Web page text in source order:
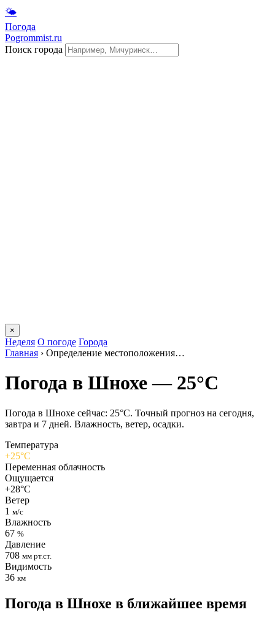
🌤
Погода
Pogrommist.ru
Поиск города
×
Неделя О погоде Города
Главная › Определение местоположения…
Погода в Шнохе — 25°C
Погода в Шнохе сейчас: 25°C. Точный прогноз на сегодня,
завтра и 7 дней. Влажность, ветер, осадки.
Температура
+25°C
Переменная облачность
Ощущается
+28°C
Ветер
1 м/с
Влажность
67 %
Давление
708 мм рт.ст.
Видимость
36 км
Погода в Шнохе в ближайшее время